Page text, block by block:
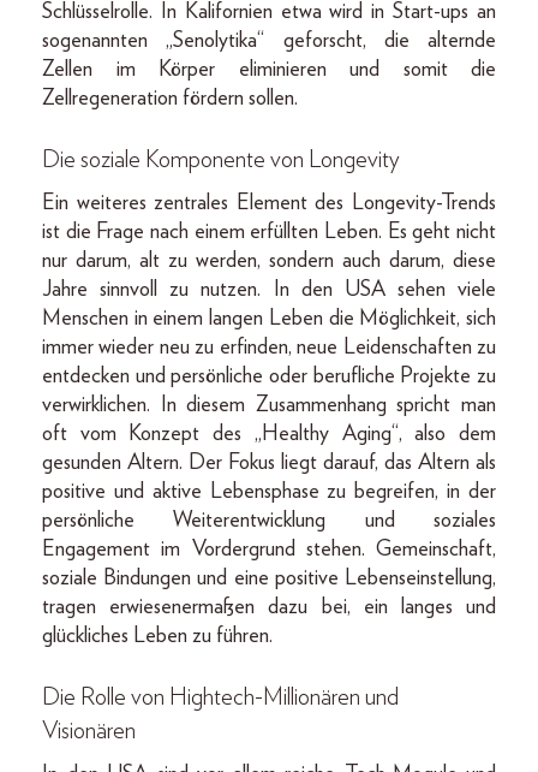
Schlüsselrolle. In Kalifornien etwa wird in Start-ups an
sogenannten „Senolytika“ geforscht, die alternde
Zellen im Körper eliminieren und somit die
Zellregeneration fördern sollen.
Die soziale Komponente von Longevity
Ein weiteres zentrales Element des Longevity-Trends
ist die Frage nach einem erfüllten Leben. Es geht nicht
nur darum, alt zu werden, sondern auch darum, diese
Jahre sinnvoll zu nutzen. In den USA sehen viele
Menschen in einem langen Leben die Möglichkeit, sich
immer wieder neu zu erfinden, neue Leidenschaften zu
entdecken und persönliche oder berufliche Projekte zu
verwirklichen. In diesem Zusammenhang spricht man
oft vom Konzept des „Healthy Aging“, also dem
gesunden Altern. Der Fokus liegt darauf, das Altern als
positive und aktive Lebensphase zu begreifen, in der
persönliche Weiterentwicklung und soziales
Engagement im Vordergrund stehen. Gemeinschaft,
soziale Bindungen und eine positive Lebenseinstellung,
tragen erwiesenermaßen dazu bei, ein langes und
glückliches Leben zu führen.
Die Rolle von Hightech-Millionären und
Visionären